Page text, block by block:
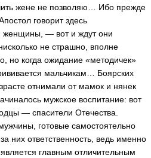
жене не позволяю… Ибо прежде
говорит здесь
женщины, — вот и ждут они
не страшно, вполне
но когда ожидание «методичек»
мальчикам… Боярских
отнимали от мамок и нянек
мужское воспитание: вот
— спасители Отечества.
готовые самостоятельно
них ответственность, ведь именно
главным отличительным